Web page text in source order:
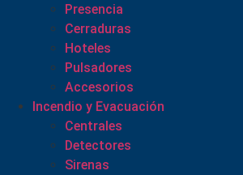
Presencia
Cerraduras
Hoteles
Pulsadores
Accesorios
Incendio y Evacuación
Centrales
Detectores
Sirenas